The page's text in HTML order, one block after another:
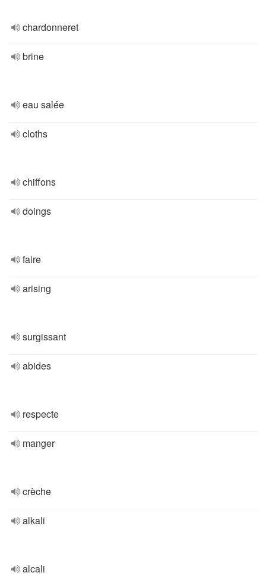
chardonneret
brine
eau salée
cloths
chiffons
doings
faire
arising
surgissant
abides
respecte
manger
crèche
alkali
alcali